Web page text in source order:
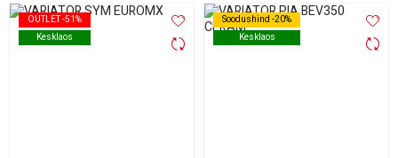
OUTLET -51%
Kesklaos
OUTLET -51%
Kesklaos
Soodushind -20%
Kesklaos
Soodushind -20%
Kesklaos